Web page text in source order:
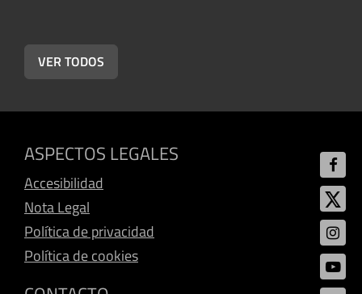
VER TODOS
ASPECTOS LEGALES
Accesibilidad
Nota Legal
Política de privacidad
Política de cookies